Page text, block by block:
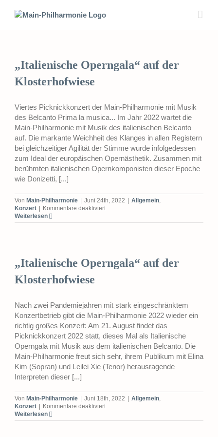
Inhalt
„Italienische Operngala“ auf der
Klosterhofwiese
Viertes Picknickkonzert der Main-Philharmonie mit Musik
des Belcanto Prima la musica... Im Jahr 2022 wartet die
Main-Philharmonie mit Musik des italienischen Belcanto
auf. Die markante Weichheit des Klanges in allen Registern
bei gleichzeitiger Agilität der Stimme wurde infolgedessen
zum Ideal der europäischen Opernästhetik. Zusammen mit
berühmten italienischen Opernkomponisten dieser Epoche
wie Donizetti, [...]
Von Main-Philharmonie Juni 24th, 2022 Allgemein,
Konzert
Kommentare deaktiviertfür
Operngala“
Weiterlesen
„Italienische Operngala“ auf der
Klosterhofwiese
Nach zwei Pandemiejahren mit stark eingeschränktem
Konzertbetrieb gibt die Main-Philharmonie 2022 wieder ein
richtig großes Konzert: Am 21. August findet das
Picknickkonzert 2022 statt, dieses Mal als Italienische
Operngala mit Musik aus dem italienischen Belcanto. Die
Main-Philharmonie freut sich sehr, ihrem Publikum mit Elina
Kim (Sopran) und Leilei Xie (Tenor) herausragende
Interpreten dieser [...]
Von Main-Philharmonie Juni 18th, 2022 Allgemein,
Konzert
Kommentare deaktiviertfür
Operngala“
Weiterlesen